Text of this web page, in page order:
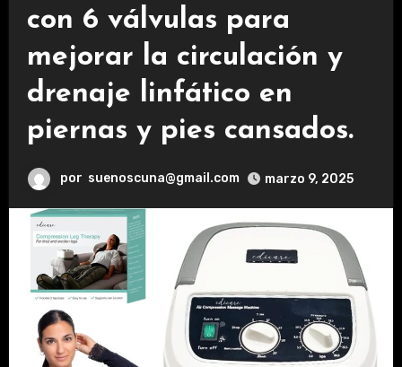
con 6 válvulas para
mejorar la circulación y
drenaje linfático en
piernas y pies cansados.
por suenoscuna@gmail.com marzo 9, 2025